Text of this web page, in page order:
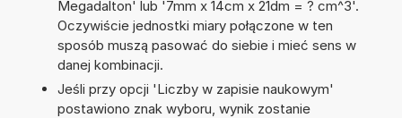
Megadalton' lub '7mm x 14cm x 21dm = ? cm^3'.
Oczywiście jednostki miary połączone w ten
sposób muszą pasować do siebie i mieć sens w
danej kombinacji.
Jeśli przy opcji 'Liczby w zapisie naukowym'
postawiono znak wyboru, wynik zostanie